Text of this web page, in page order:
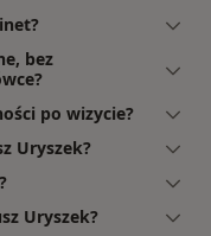
bez
po wizycie?
Uryszek?
Uryszek?